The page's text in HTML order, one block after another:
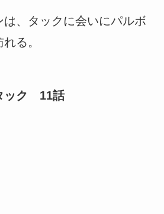
は、タックに会いにパルボ
る。
ック 11話